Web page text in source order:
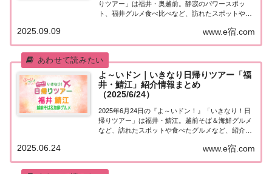
りツアー」は福井・奥越前。静寂のパワースポッ
ト、福井グルメ食べ比べなど、訪れたスポットや食
「福井・奥越前」日帰りツアー麒麟・田村さんが街
ー...
www.e宿.com
2025.09.09
よ～いドン｜いきなり日帰りツアー「福
井・鯖江」紹介情報まとめ
（2025/6/24）
2025年6月24日の『よ～いドン！』「いきなり！日
帰りツアー」は福井・鯖江。越前そば＆海鮮グルメ
など、訪れたスポットや食べたグルメなど、紹介さ
アー麒麟・田村さんが街行く人にいきなり声をか
り...
www.e宿.com
2025.06.24